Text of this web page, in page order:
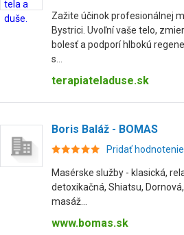
Zažite účinok profesionálnej
Bystrici. Uvoľní vaše telo,
bolesť a podporí hlbokú
s...
terapiateladuse.sk
Boris Baláž - BOMAS
Pridať hodnotenie
Masérske služby - klasická,
detoxikačná, Shiatsu,
masáž...
www.bomas.sk